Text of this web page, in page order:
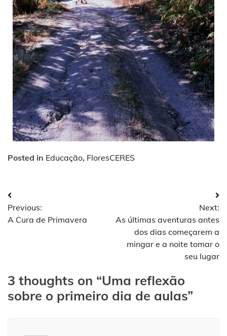
Posted in Educação, FloresCERES
Previous:
A Cura de Primavera
Next:
As últimas aventuras antes
dos dias começarem a
mingar e a noite tomar o
seu lugar
3 thoughts on “Uma reflexão
sobre o primeiro dia de aulas”